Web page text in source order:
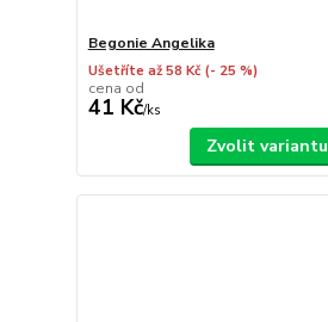
Begonie Angelika
Ušetříte až 58 Kč (- 25 %)
cena od
41 Kč/ks
Zvolit variantu